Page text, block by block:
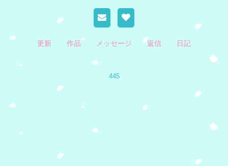
更新 作品 メッセージ 返信 日記
445